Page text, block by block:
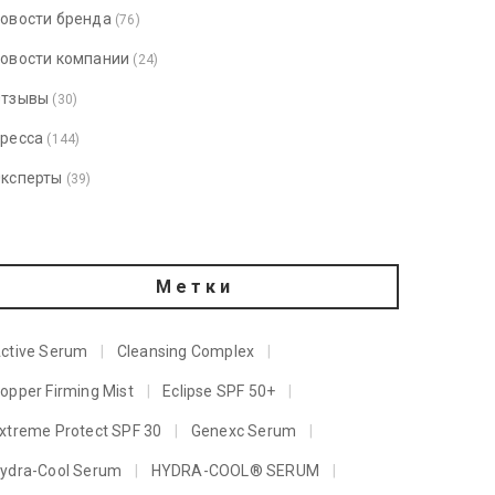
бренда (76)
компании (24)
(30)
(144)
(39)
Метки
Serum Cleansing Complex
Firming Mist Eclipse SPF 50+
Protect SPF 30 Genexc Serum
Cool Serum HYDRA-COOL® SERUM